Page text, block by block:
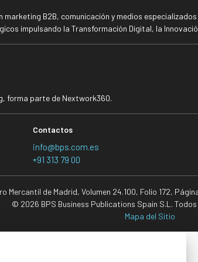
marketing B2B, comunicación y medios
impulsando la Transformación Digital, la
forma parte de Nextwork360.
Contactos
info@bps.com.es
+91 313 79 00
Mercantil de Madrid, Volumen 24.100, Folio 172,
© 2026 BPS Business Publications Spain S.L.
Mapa del Sitio